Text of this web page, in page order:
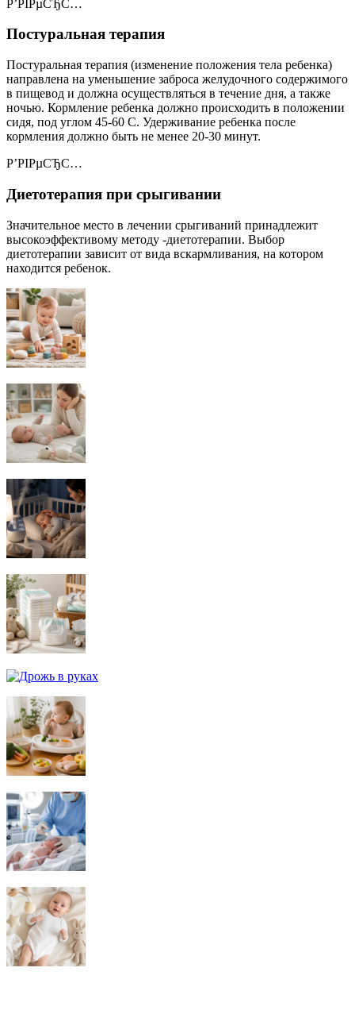
Р’РІРµСЂС…
Постуральная терапия
Постуральная терапия (изменение положения тела ребенка)
направлена на уменьшение заброса желудочного содержимого
в пищевод и должна осуществляться в течение дня, а также
ночью. Кормление ребенка должно происходить в положении
сидя, под углом 45-60 С. Удерживание ребенка после
кормления должно быть не менее 20-30 минут.
Р’РІРµСЂС…
Диетотерапия при срыгивании
Значительное место в лечении срыгиваний принадлежит
высокоэффективому методу -диетотерапии. Выбор
диетотерапии зависит от вида вскармливания, на котором
находится ребенок.